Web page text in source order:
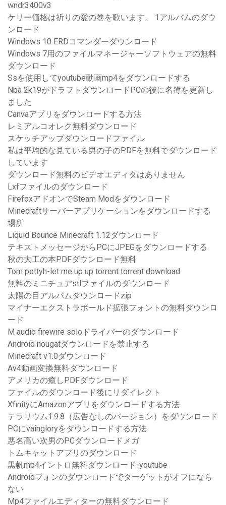
wndr3400v3
ケリー価格は祈りの愛の巻を歌います。 1アルバムのダウ
ンロード
Windows 10 ERDコマンダーダウンロード
Windows 7用のファイルマネージャーソフトウェアの無料
ダウンロード
Ssを使用してyoutube動画mp4をダウンロードする
Nba 2k19がドラフトダウンロードPCの後に名簿を更新し
ました
Canvaアプリをダウンロードする方法
レミアルコオレク無料ダウンロード
スケッチアップダウンロードファイル
私は平均的な見ている男の子のPDFを無料でダウンロード
しています
ダウンロード無料のビデオエディタはありません
Lxfファイルのダウンロード
FirefoxアドオンでSteam Modをダウンロード
Minecraftサーバーアプリケーションをダウンロードする
場所
Liquid Bounce Minecraft 1.12ダウンロード
テキストメッセージからPCにJPEGをダウンロードする
秋の大工の本PDFダウンロード無料
Tom pettyh-let me up up torrent torrent download
無料のミニチュアstlファイルのダウンロード
太陽の目アルバムダウンロードzip
マイナーエクストラボールド拡張フォントの無料ダウンロ
ード
M audio firewire soloドライバーのダウンロード
Android nougatダウンロードを禁止する
Minecraft v1.0ダウンロード
Av4動画変換無料ダウンロード
アメリカの癒しPDFダウンロード
ファイルのダウンロード後にリダイレクト
XfinityにAmazonアプリをダウンロードする方法
テラリウム1.9.8（広告なしのバージョン）をダウンロード
PCにvaingloryをダウンロードする方法
悪名高い次男のPCダウンロードメガ
トムキャットアプリのダウンロード
黒帆mp4イントロ無料ダウンロード-youtube
Androidフォンのダウンロードでターゲットがオフになら
ない
Mp4ファイルエディターの無料ダウンロード